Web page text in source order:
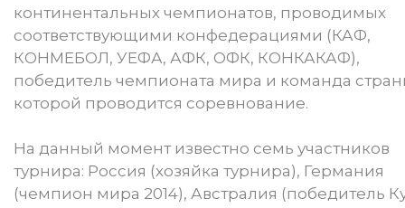
континентальных чемпионатов, проводимых
соответствующими конфедерациями (КАФ,
КОНМЕБОЛ, УЕФА, АФК, ОФК, КОНКАКАФ),
победитель чемпионата мира и команда
которой проводится соревнование.
На данный момент известно семь участников
турнира: Россия (хозяйка турнира), Германия
(чемпион мира 2014), Австралия (победитель